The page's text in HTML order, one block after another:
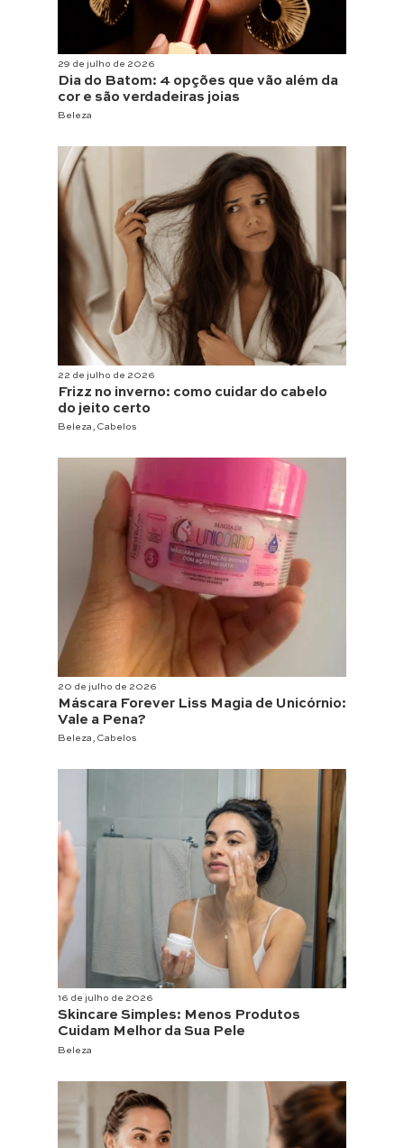
29 de julho de 2026
Dia do Batom: 4 opções que vão além da
cor e são verdadeiras joias
Beleza
22 de julho de 2026
Frizz no inverno: como cuidar do cabelo
do jeito certo
Beleza , Cabelos
20 de julho de 2026
Máscara Forever Liss Magia de Unicórnio:
Vale a Pena?
Beleza , Cabelos
16 de julho de 2026
Skincare Simples: Menos Produtos
Cuidam Melhor da Sua Pele
Beleza